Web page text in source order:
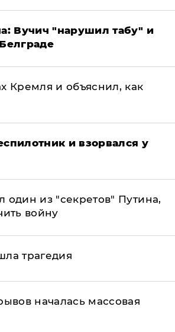
Вучич "нарушил табу" и
Кремля и объяснил, как
и взорвался у
из "секретов" Путина,
войну
трагедия
началась массовая